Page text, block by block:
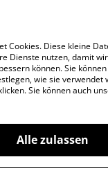
Impressum
- die
Cookies. Diese kleine
Dienste nutzen, damit
können. Sie
wie sie verwendet
Sie können auch
Alle zulassen